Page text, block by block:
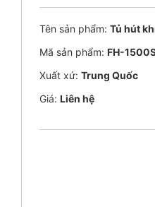
Tên sản phẩm: Tủ hút
Mã sản phẩm: FH-
Xuất xứ: Trung Quốc
Giá: Liên hệ